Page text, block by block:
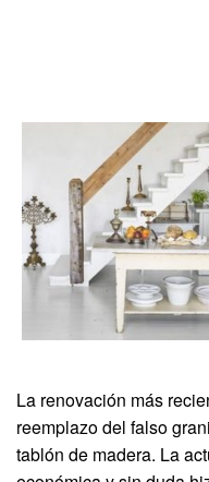
La renovación más
reemplazo del falso
tablón de madera. La